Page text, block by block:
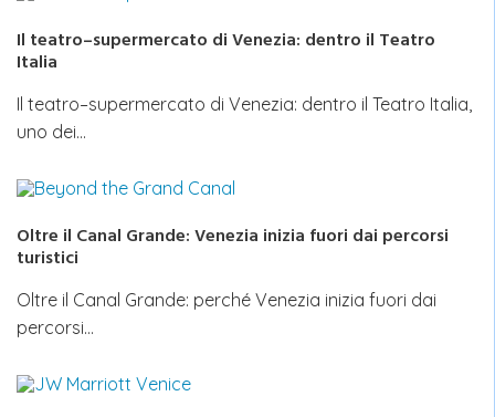
Il teatro–supermercato di Venezia: dentro il Teatro
Italia
Il teatro–supermercato di Venezia: dentro il Teatro Italia,
uno dei…
Oltre il Canal Grande: Venezia inizia fuori dai percorsi
turistici
Oltre il Canal Grande: perché Venezia inizia fuori dai
percorsi…